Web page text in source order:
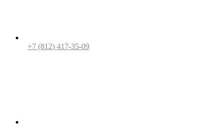
+7 (812) 417-35-09